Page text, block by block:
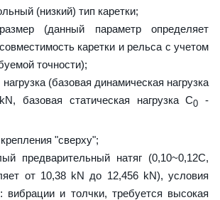
(низкий) тип каретки;
(данный параметр определяет
каретки и рельса с учетом
точности);
(базовая динамическая нагрузка
базовая статическая нагрузка С0
-
"сверху";
предварительный натяг (0,10~0,12C,
от 10,38 kN до 12,456 kN), условия
вибрации и толчки, требуется высокая